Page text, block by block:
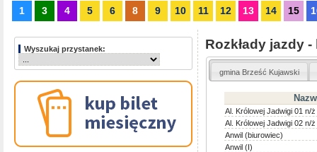
1 3 4 5 6 8 9 10 11 12 13 14 15
Wyszukaj przystanek: Rozkłady jazdy
gmina Brześć Kujawski
Al. Królowej Jadwigi 01 n/ż
Al. Królowej Jadwigi 02 n/ż
Anwil (biurowiec)
Anwil (I)